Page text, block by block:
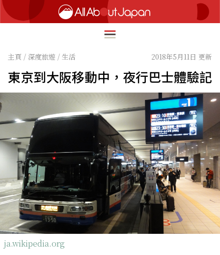
English
简体中文
繁體中文
ภาษาไทย
한국어
日本語
HOME
深度旅遊
美食尋味
流行文化
創新趨勢
在地故事
關於我們
主頁 / 深度旅遊 / 生活 2018年5月11日 更新
東京到大阪移動中，夜行巴士體驗記
ja.wikipedia.org